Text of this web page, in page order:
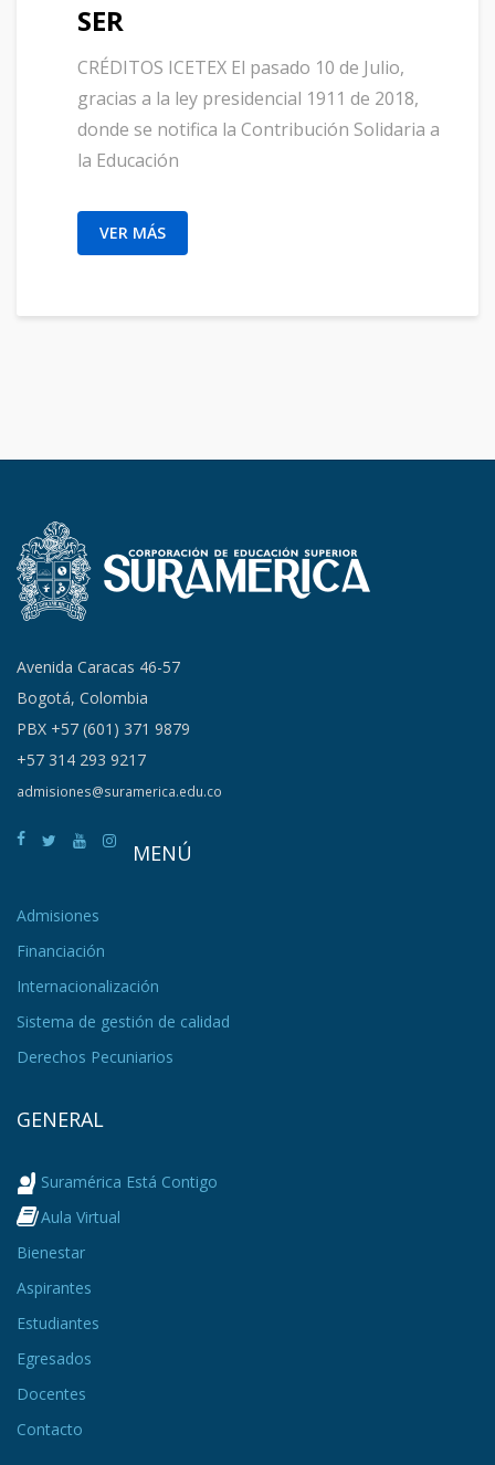
SER
CRÉDITOS ICETEX El pasado 10 de Julio,
gracias a la ley presidencial 1911 de 2018,
donde se notifica la Contribución Solidaria a
la Educación
VER MÁS
Avenida Caracas 46-57
Bogotá, Colombia
PBX +57 (601) 371 9879
+57 314 293 9217
admisiones@suramerica.edu.co
MENÚ
Admisiones
Financiación
Internacionalización
Sistema de gestión de calidad
Derechos Pecuniarios
GENERAL
Suramérica Está Contigo
Aula Virtual
Bienestar
Aspirantes
Estudiantes
Egresados
Docentes
Contacto